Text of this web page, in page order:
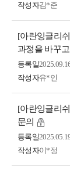
작성자김*준
[아란잉글리
과정을 바꾸
등록일
작성자유*인
[아란잉글리
문의
등록일
작성자이*정